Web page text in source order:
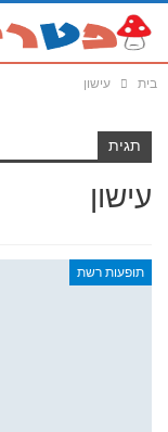
בית עישון
תגית
עישון
תופעות רשת